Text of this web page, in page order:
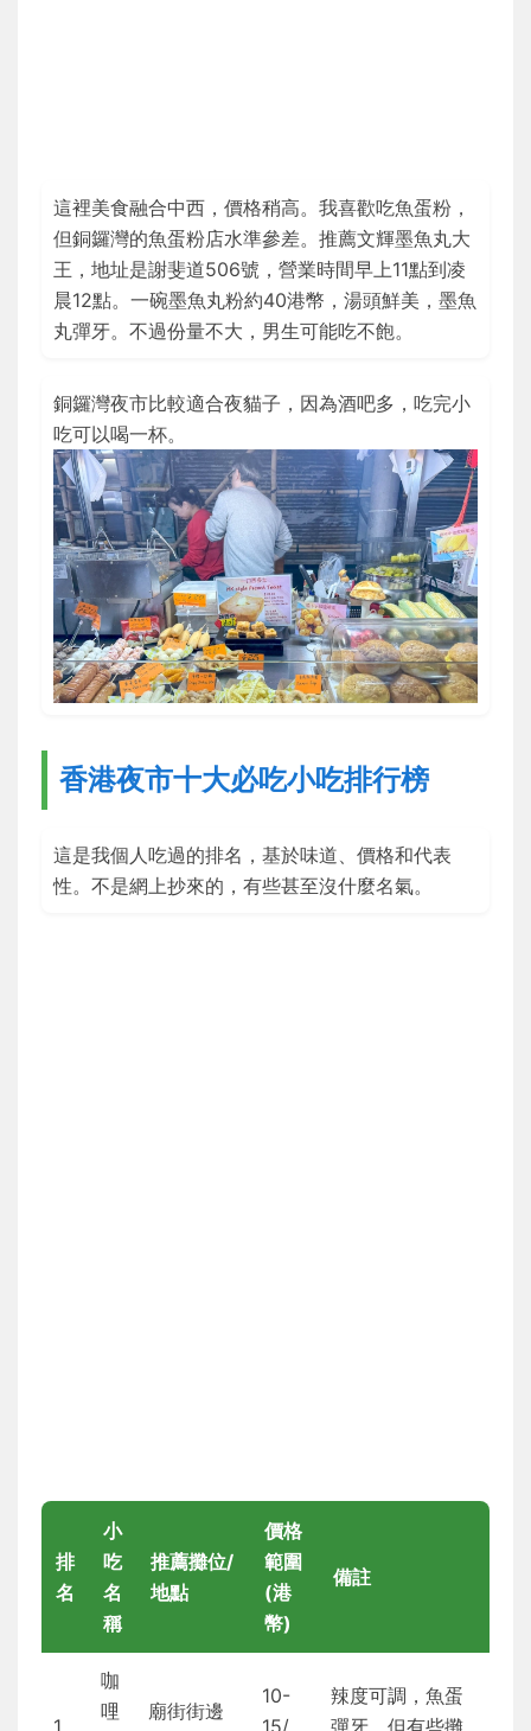
這裡美食融合中西，價格稍高。我喜歡吃魚蛋粉，
但銅鑼灣的魚蛋粉店水準參差。推薦文輝墨魚丸大
王，地址是謝斐道506號，營業時間早上11點到凌
晨12點。一碗墨魚丸粉約40港幣，湯頭鮮美，墨魚
丸彈牙。不過份量不大，男生可能吃不飽。
銅鑼灣夜市比較適合夜貓子，因為酒吧多，吃完小
吃可以喝一杯。
香港夜市十大必吃小吃排行榜
這是我個人吃過的排名，基於味道、價格和代表
性。不是網上抄來的，有些甚至沒什麼名氣。
排
名
小
吃
名
稱
推薦攤位/
地點
價格
範圍
(港
幣)
備註
1
咖
哩
廟街街邊
10-
15/
辣度可調，魚蛋
彈牙，但有些攤